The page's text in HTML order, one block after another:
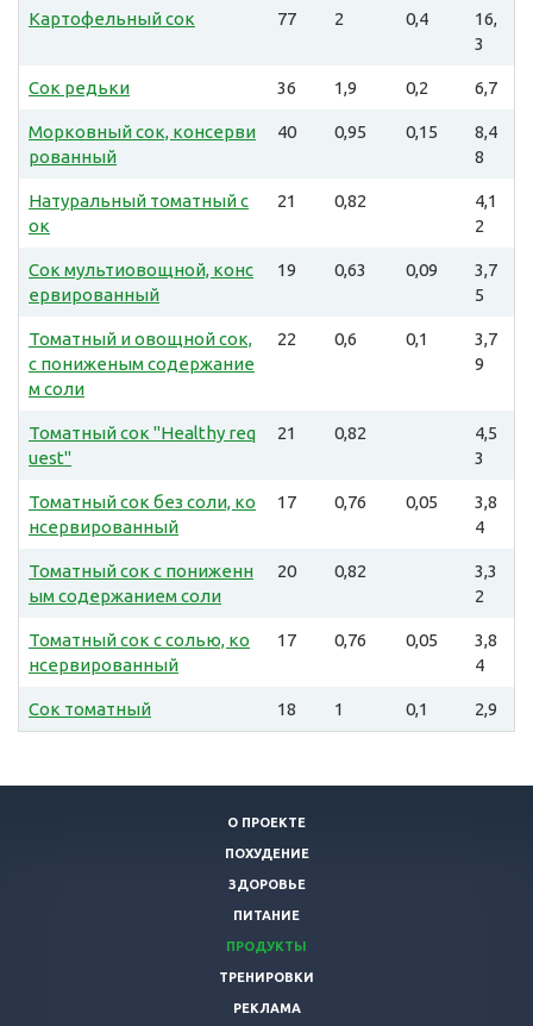
Картофельный сок 77 2 0,4
16,
3
Сок редьки 36 1,9 0,2 6,7
Морковный сок, консерви
рованный
40 0,95 0,15
8,4
8
Натуральный томатный с
ок
21 0,82
4,1
2
Сок мультиовощной, конс
ервированный
19 0,63 0,09
3,7
5
Томатный и овощной сок,
с пониженым содержание
м соли
22 0,6 0,1
3,7
9
Томатный сок "Healthy req
uest"
21 0,82
4,5
3
Томатный сок без соли, ко
нсервированный
17 0,76 0,05
3,8
4
Томатный сок с пониженн
ым содержанием соли
20 0,82
3,3
2
Томатный сок с солью, ко
нсервированный
17 0,76 0,05
3,8
4
Сок томатный 18 1 0,1 2,9
О ПРОЕКТЕ
ПОХУДЕНИЕ
ЗДОРОВЬЕ
ПИТАНИЕ
ПРОДУКТЫ
ТРЕНИРОВКИ
РЕКЛАМА